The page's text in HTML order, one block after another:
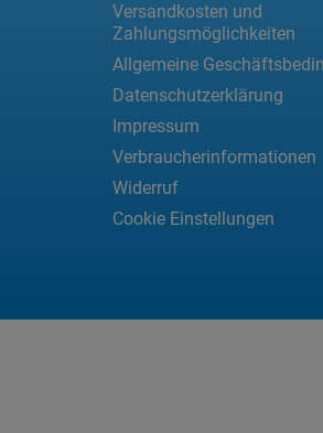
Versandkosten und
Zahlungsmöglichkeiten
Allgemeine
Datenschutzerklärung
Impressum
Verbraucherinformationen
Widerruf
Cookie Einstellungen